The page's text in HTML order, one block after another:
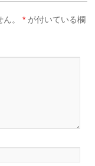
。 * が付いている欄